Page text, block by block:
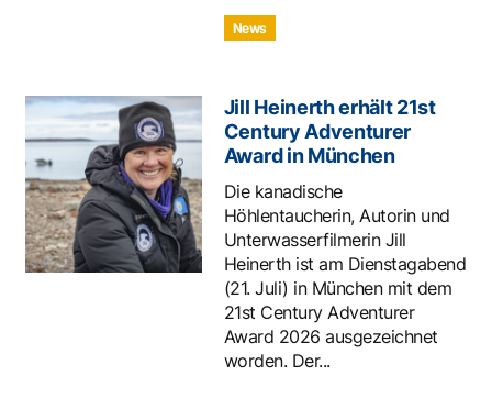
News
Jill Heinerth erhält 21st
Century Adventurer
Award in München
Die kanadische
Höhlentaucherin, Autorin und
Unterwasserfilmerin Jill
Heinerth ist am Dienstagabend
(21. Juli) in München mit dem
21st Century Adventurer
Award 2026 ausgezeichnet
worden. Der...